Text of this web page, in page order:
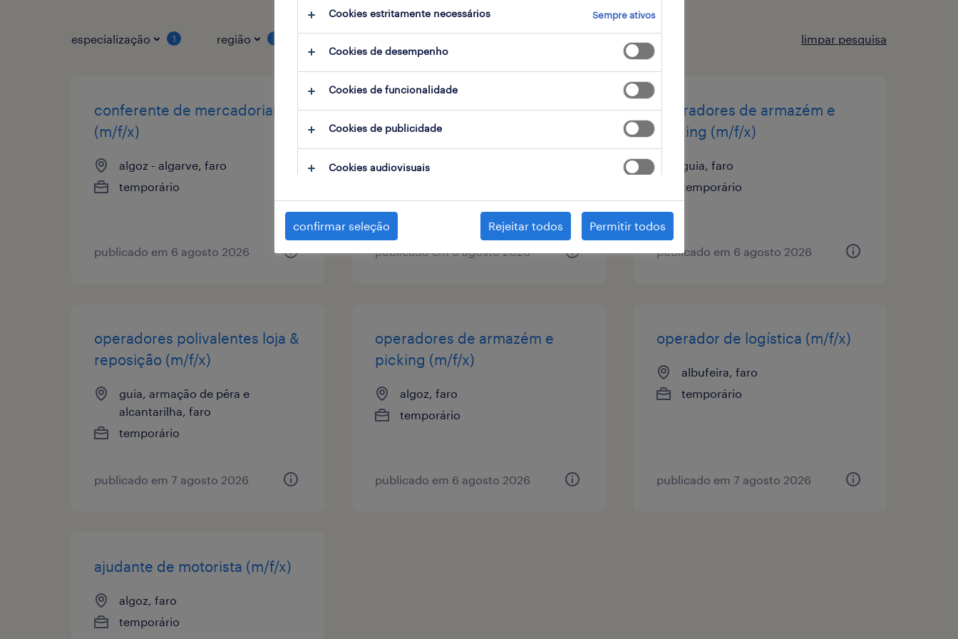
especialização 1 região 1 limpar pesquisa
conferente de mercadorias
(m/f/x)
algoz - algarve, faro
temporário
publicado em 6 agosto 2026
administrativo(a) de logística
(m/f/x)
algoz, faro
publicado em 6 agosto 2026
operadores de armazém e
picking (m/f/x)
guia, faro
temporário
publicado em 6 agosto 2026
operadores polivalentes loja &
reposição (m/f/x)
guia, armação de pêra e
alcantarilha, faro
temporário
publicado em 7 agosto 2026
operadores de armazém e
picking (m/f/x)
algoz, faro
temporário
publicado em 6 agosto 2026
operador de logística (m/f/x)
albufeira, faro
temporário
publicado em 7 agosto 2026
ajudante de motorista (m/f/x)
algoz, faro
temporário
Cookies estritamente necessários Sempre ativos
Cookies de desempenho
Cookies de funcionalidade
Cookies de publicidade
Cookies audiovisuais
confirmar seleção Rejeitar todos Permitir todos